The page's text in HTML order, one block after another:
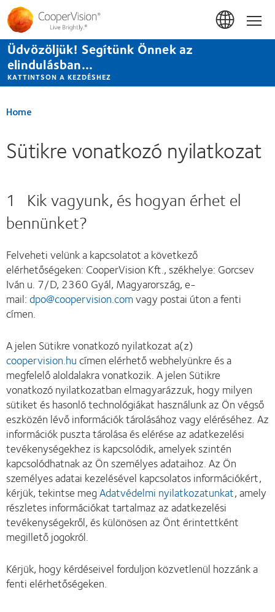
Ugrás
tartalomra
Üdvözöljük! Segítünk Önnek az
elindulásban...
KATTINTSON A KEZDÉSHEZ
Home
Sütikre vonatkozó nyilatkozat
1 Kik vagyunk, és hogyan érhet el
bennünket?
Felveheti velünk a kapcsolatot a következő
elérhetőségeken: CooperVision Kft., székhelye: Gorcsev
Iván u. 7/D, 2360 Gyál, Magyarország, e-
mail:dpo@coopervision.comvagy postai úton a fenti
címen.
A jelen Sütikre vonatkozó nyilatkozat a(z)
coopervision.hucímen elérhető webhelyünkre és a
megfelelő aloldalakra vonatkozik. A jelen Sütikre
vonatkozó nyilatkozatban elmagyarázzuk, hogy milyen
sütiket és hasonló technológiákat használunk az Ön végső
eszközén lévő információk tárolásához vagy eléréséhez. Az
információk puszta tárolása és elérése az adatkezelési
tevékenységekhez is kapcsolódik, amelyek szintén
kapcsolódhatnak az Ön személyes adataihoz. Az Ön
személyes adatai kezelésével kapcsolatos információkért,
kérjük, tekintse megAdatvédelmi nyilatkozatunkat, amely
részletes információkat tartalmaz az adatkezelési
tevékenységekről, és különösen az Önt érintettként
megillető jogokról.
Kérjük, hogy kérdéseivel forduljon közvetlenül hozzánk a
fenti elérhetőségeken.